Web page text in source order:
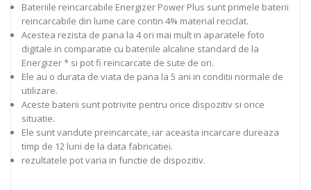
Bateriile reincarcabile Energizer Power Plus sunt primele baterii
reincarcabile din lume care contin 4% material reciclat.
Acestea rezista de pana la 4 ori mai mult in aparatele foto
digitale in comparatie cu bateriile alcaline standard de la
Energizer * si pot fi reincarcate de sute de ori.
Ele au o durata de viata de pana la 5 ani in conditii normale de
utilizare.
Aceste baterii sunt potrivite pentru orice dispozitiv si orice
situatie.
Ele sunt vandute preincarcate, iar aceasta incarcare dureaza
timp de 12 luni de la data fabricatiei.
rezultatele pot varia in functie de dispozitiv.